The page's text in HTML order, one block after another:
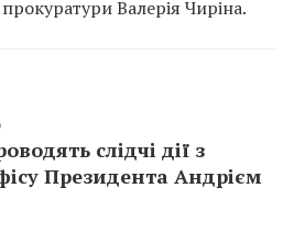
Валерія Чиріна.
слідчі дії з
Президента Андрієм